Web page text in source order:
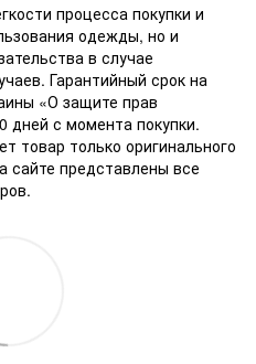
процесса покупки и
одежды, но и
в случае
Гарантийный срок на
«О защите прав
дней с момента покупки.
товар только оригинального
сайте представлены все